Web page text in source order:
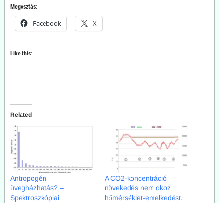
Megosztás:
Facebook X
Like this:
Related
Antropogén
üvegházhatás? –
Spektroszkópiai
A CO2-koncentráció
növekedés nem okoz
hőmérséklet-emelkedést.